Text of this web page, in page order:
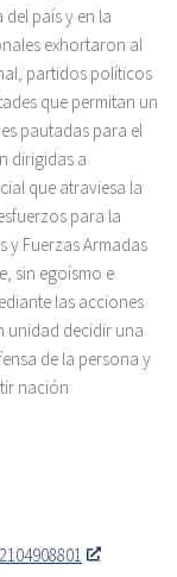
país y en la
exhortaron al
partidos políticos
que permitan un
pautadas para el
dirigidas a
que atraviesa la
para la
y Fuerzas Armadas
sin egoísmo e
las acciones
unidad decidir una
de la persona y
nación